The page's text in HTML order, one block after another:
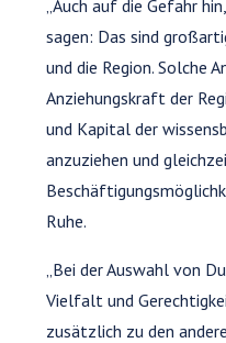
„Auch auf die Gefahr
sagen: Das sind
und die Region. Solche
Anziehungskraft der
und Kapital der
anzuziehen und
Ruhe.
„Bei der Auswahl von
Vielfalt und
zusätzlich zu den